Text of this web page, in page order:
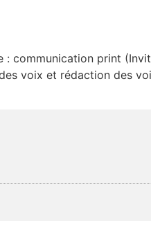
: communication print
voix et rédaction des